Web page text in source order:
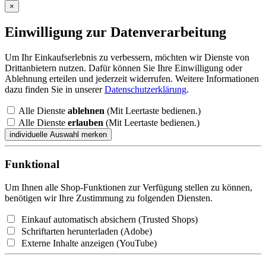
×
Einwilligung zur Datenverarbeitung
Um Ihr Einkaufserlebnis zu verbessern, möchten wir Dienste von
Drittanbietern nutzen. Dafür können Sie Ihre Einwilligung oder
Ablehnung erteilen und jederzeit widerrufen. Weitere Informationen
dazu finden Sie in unsererDatenschutzerklärung.
Alle Dienste ablehnen (Mit Leertaste bedienen.)
Alle Dienste erlauben (Mit Leertaste bedienen.)
Funktional
Um Ihnen alle Shop-Funktionen zur Verfügung stellen zu können,
benötigen wir Ihre Zustimmung zu folgenden Diensten.
Einkauf automatisch absichern (Trusted Shops)
Schriftarten herunterladen (Adobe)
Externe Inhalte anzeigen (YouTube)